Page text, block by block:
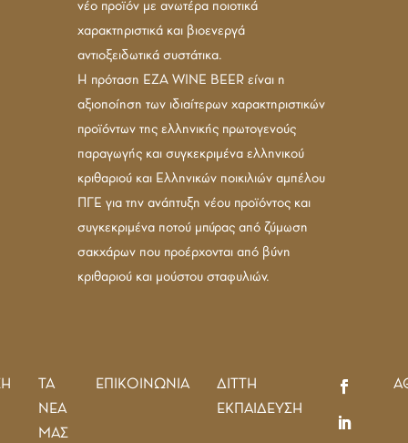
νέο προϊόν με ανωτέρα ποιοτικά
χαρακτηριστικά και βιοενεργά
αντιοξειδωτικά συστάτικα.
Η πρόταση ΕΖΑ WINE BEER είναι η
αξιοποίηση των ιδιαίτερων χαρακτηριστικών
προϊόντων της ελληνικής πρωτογενούς
παραγωγής και συγκεκριμένα ελληνικού
κριθαριού και Ελληνικών ποικιλιών αμπέλου
ΠΓΕ για την ανάπτυξη νέου προϊόντος και
συγκεκριμένα ποτού μπύρας από ζύμωση
σακχάρων που προέρχονται από βύνη
κριθαριού και μούστου σταφυλιών.
ΤΑ
ΝΕΑ
ΜΑΣ
ΕΠΙΚΟΙΝΩΝΙΑ
ΔΙΤΤΗ
ΕΚΠΑΙΔΕΥΣΗ